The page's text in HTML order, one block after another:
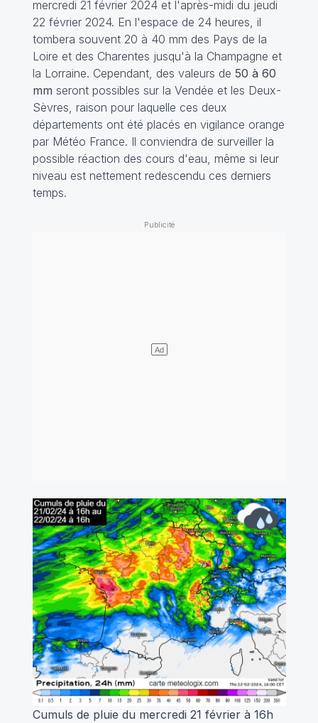
mercredi 21 février 2024 et l'après-midi du jeudi
22 février 2024. En l'espace de 24 heures, il
tombera souvent 20 à 40 mm des Pays de la
Loire et des Charentes jusqu'à la Champagne et
la Lorraine. Cependant, des valeurs de 50 à 60
mm seront possibles sur la Vendée et les Deux-
Sèvres, raison pour laquelle ces deux
départements ont été placés en vigilance orange
par Météo France. Il conviendra de surveiller la
possible réaction des cours d'eau, même si leur
niveau est nettement redescendu ces derniers
temps.
Cumuls de pluie du mercredi 21 février à 16h